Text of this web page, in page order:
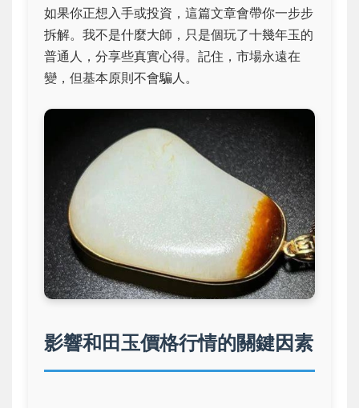
如果你正想入手或投資，這篇文章會帶你一步步
拆解。我不是什麼大師，只是個玩了十幾年玉的
普通人，分享些真實心得。記住，市場永遠在
變，但基本原則不會騙人。
影響和田玉價格行情的關鍵因素